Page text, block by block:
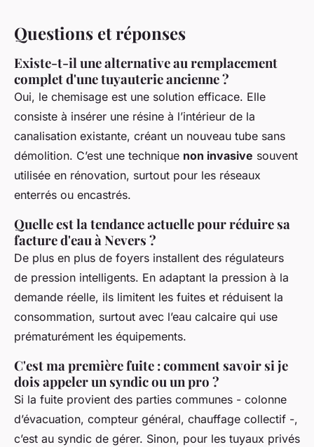
Questions et réponses
Existe-t-il une alternative au remplacement
complet d'une tuyauterie ancienne ?
Oui, le chemisage est une solution efficace. Elle
consiste à insérer une résine à l’intérieur de la
canalisation existante, créant un nouveau tube sans
démolition. C’est une technique non invasive souvent
utilisée en rénovation, surtout pour les réseaux
enterrés ou encastrés.
Quelle est la tendance actuelle pour réduire sa
facture d'eau à Nevers ?
De plus en plus de foyers installent des régulateurs
de pression intelligents. En adaptant la pression à la
demande réelle, ils limitent les fuites et réduisent la
consommation, surtout avec l’eau calcaire qui use
prématurément les équipements.
C'est ma première fuite : comment savoir si je
dois appeler un syndic ou un pro ?
Si la fuite provient des parties communes - colonne
d’évacuation, compteur général, chauffage collectif -,
c’est au syndic de gérer. Sinon, pour les tuyaux privés